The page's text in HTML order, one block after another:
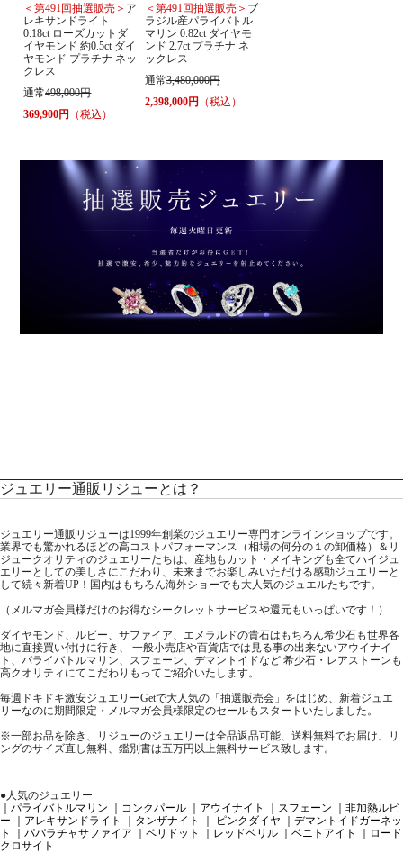
＜第491回抽選販売＞ ア
レキサンドライト
0.18ct ローズカットダ
イヤモンド 約0.5ct ダイ
ヤモンド プラチナ ネッ
クレス
通常498,000円
369,900円 （税込）
＜第491回抽選販売＞ ブ
ラジル産パライバトル
マリン 0.82ct ダイヤモ
ンド 2.7ct プラチナ ネ
ックレス
通常3,480,000円
2,398,000円 （税込）
ジュエリー通販リジューとは？
ジュエリー通販リジューは1999年創業のジュエリー専門オンラインショップです。
業界でも驚かれるほどの高コストパフォーマンス（相場の何分の１の卸価格）＆リ
ジュークオリティのジュエリーたちは、産地もカット・メイキングも全てハイジュ
エリーとしての美しさにこだわり、未来までお楽しみいただける感動ジュエリーと
して続々新着UP！国内はもちろん海外ショーでも大人気のジュエルたちです。
（メルマガ会員様だけのお得なシークレットサービスや還元もいっぱいです！）
ダイヤモンド、ルビー、サファイア、エメラルドの貴石はもちろん希少石も世界各
地に直接買い付けに行き、 一般小売店や百貨店では見る事の出来ないアウイナイ
ト、パライバトルマリン、スフェーン、デマントイドなど 希少石・レアストーンも
高クオリティにてこだわりもってご紹介いたします。
毎週ドキドキ激安ジュエリーGetで大人気の「抽選販売会」をはじめ、新着ジュエ
リーなのに期間限定・メルマガ会員様限定のセールもスタートいたしました。
※一部お品を除き、リジューのジュエリーは全品返品可能、送料無料でお届け、リ
ングのサイズ直し無料、鑑別書は五万円以上無料サービス致します。
●人気のジュエリー
｜パライバトルマリン
｜コンクパール ｜アウイナイト ｜スフェーン
｜非加熱ルビ
ー
｜アレキサンドライト ｜タンザナイト ｜ ピンクダイヤ
｜デマントイドガーネッ
ト
｜パパラチャサファイア ｜ペリドット ｜レッドベリル ｜ベニトアイト
｜ロード
クロサイト